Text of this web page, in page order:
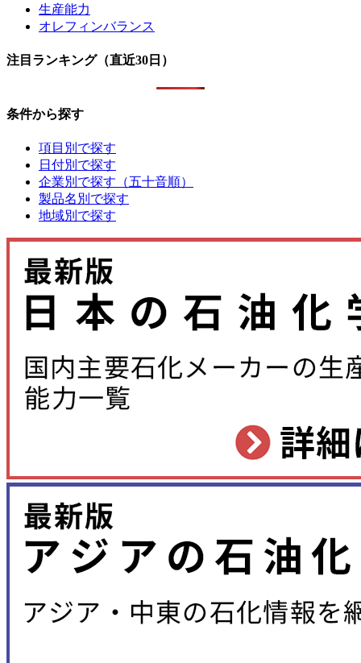
生産能力
オレフィンバランス
注目ランキング（直近30日）
条件から探す
項目別で探す
日付別で探す
企業別で探す（五十音順）
製品名別で探す
地域別で探す